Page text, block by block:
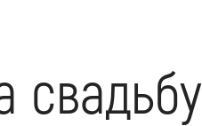
свадьбу